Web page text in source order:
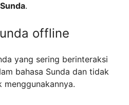
.
offline
yang sering berinteraksi
bahasa Sunda dan tidak
menggunakannya.